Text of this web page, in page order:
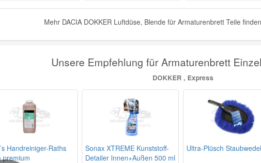
Mehr DACIA DOKKER Luftdüse, Blende für Armaturenbrett Teile
Unsere Empfehlung für Armaturenbrett
DOKKER , Express
Handreiniger-Raths
premium
Sonax XTREME Kunststoff-
Detailer Innen+Außen 500 ml
Ultra-Plüsch Staubwedel